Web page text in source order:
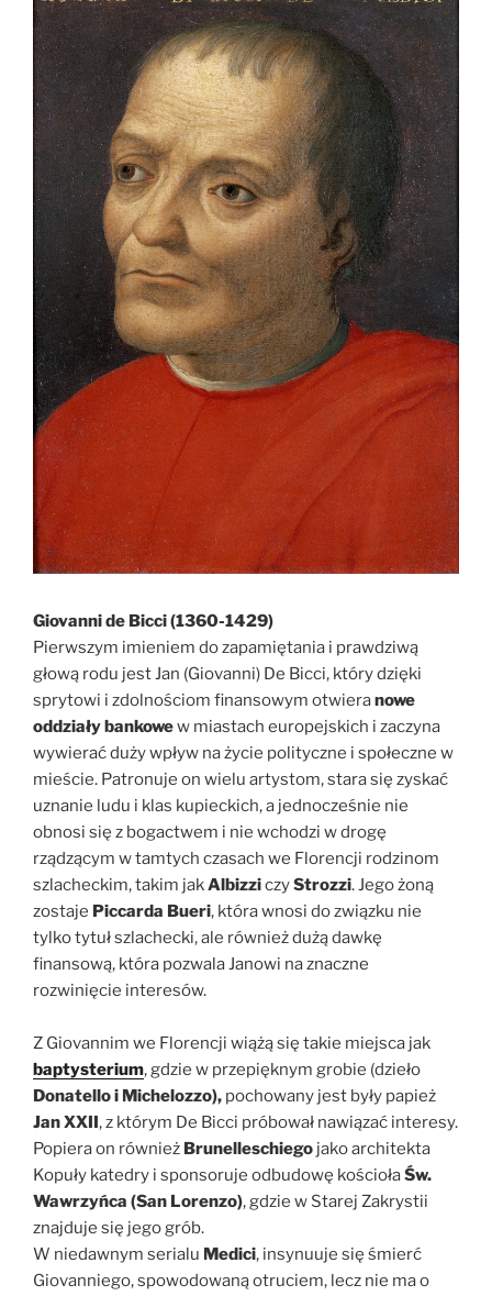
Giovanni de Bicci (1360-1429)
Pierwszym imieniem do zapamiętania i prawdziwą
głową rodu jest Jan (Giovanni) De Bicci, który dzięki
sprytowi i zdolnościom finansowym otwieranowe
oddziały bankowew miastach europejskich i zaczyna
wywierać duży wpływ na życie polityczne i społeczne w
mieście. Patronuje on wielu artystom, stara się zyskać
uznanie ludu i klas kupieckich, a jednocześnie nie
obnosi się z bogactwem i nie wchodzi w drogę
rządzącym w tamtych czasach we Florencji rodzinom
szlacheckim, takim jakAlbizziczyStrozzi. Jego żoną
zostaje Piccarda Bueri, która wnosi do związku nie
tylko tytuł szlachecki, ale również dużą dawkę
finansową, która pozwala Janowi na znaczne
rozwinięcie interesów.
Z Giovannim we Florencji wiążą się takie miejsca jak
baptysterium, gdzie w przepięknym grobie (dzieło
Donatello i Michelozzo), pochowany jest były papież
Jan XXII, z którym De Bicci próbował nawiązać interesy.
Popiera on również Brunelleschiego jako architekta
Kopuły katedry i sponsoruje odbudowę kościołaŚw.
Wawrzyńca (San Lorenzo), gdzie w Starej Zakrystii
znajduje się jego grób.
W niedawnym serialu Medici, insynuuje się śmierć
Giovanniego, spowodowaną otruciem, lecz nie ma o